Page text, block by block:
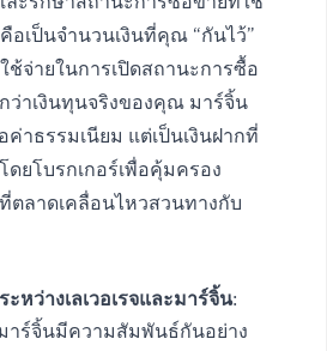
คือเป็นจำนวนเงินที่คุณ “กันไว้”
ช้จ่ายในการเปิดสถานะการซื้อ
าเงินทุนจริงของคุณ มาร์จิ้น
าธรรมเนียม แต่เป็นเงินฝากที่
ดยโบรกเกอร์เพื่อคุ้มครอง
ตลาดเคลื่อนไหวสวนทางกับ
หว่างเลเวอเรจและมาร์จิ้น:
มาร์จิ้นมีความสัมพันธ์กันอย่าง